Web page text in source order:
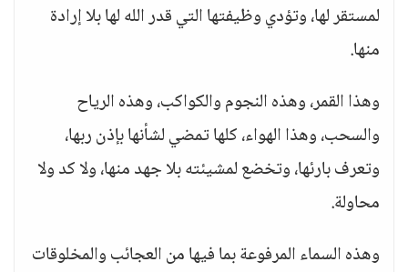
لمستقر لها، وتؤدي وظيفتها التي قدر الله لها بلا إرادة
منها.
وهذا القمر، وهذه النجوم والكواكب، وهذه الرياح
والسحب، وهذا الهواء، كلها تمضي لشأنها بإذن ربها،
وتعرف بارئها، وتخضع لمشيئته بلا جهد منها، ولا كد ولا
محاولة.
وهذه السماء المرفوعة بما فيها من العجائب والمخلوقات